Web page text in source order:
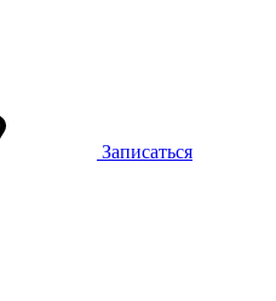
Записаться